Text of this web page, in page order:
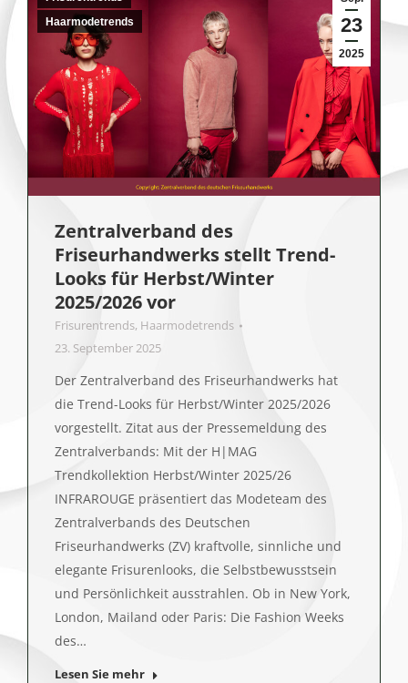
23
2025
Haarmodetrends
Zentralverband des
Friseurhandwerks stellt Trend-
Looks für Herbst/Winter
2025/2026 vor
Frisurentrends, Haarmodetrends
23. September 2025
Der Zentralverband des Friseurhandwerks hat
die Trend-Looks für Herbst/Winter 2025/2026
vorgestellt. Zitat aus der Pressemeldung des
Zentralverbands: Mit der H|MAG
Trendkollektion Herbst/Winter 2025/26
INFRAROUGE präsentiert das Modeteam des
Zentralverbands des Deutschen
Friseurhandwerks (ZV) kraftvolle, sinnliche und
elegante Frisurenlooks, die Selbstbewusstsein
und Persönlichkeit ausstrahlen. Ob in New York,
London, Mailand oder Paris: Die Fashion Weeks
des…
Lesen Sie mehr